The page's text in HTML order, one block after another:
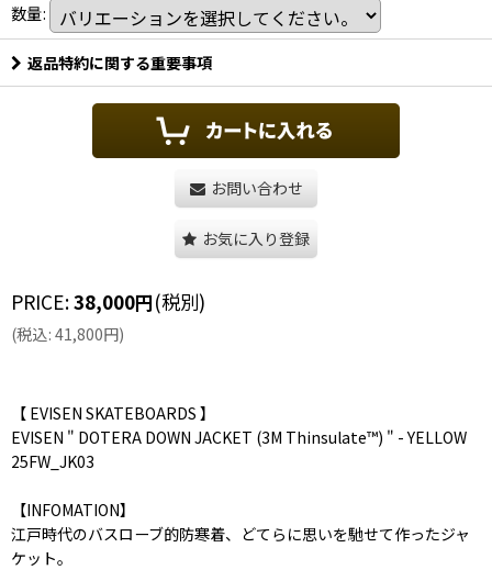
数量:
返品特約に関する重要事項
お問い合わせ
お気に入り登録
PRICE:38,000円(税別)
(税込: 41,800円)
【 EVISEN SKATEBOARDS 】
EVISEN " DOTERA DOWN JACKET (3M Thinsulate™︎) " - YELLOW
25FW_JK03
【INFOMATION】
江戸時代のバスローブ的防寒着、どてらに思いを馳せて作ったジャ
ケット。